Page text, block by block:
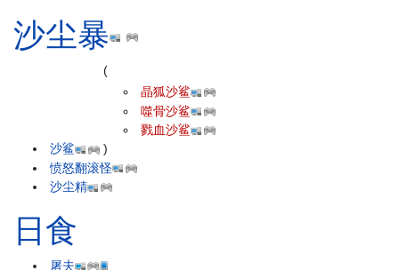
沙尘暴
沙鲨
(
晶狐沙鲨
噬骨沙鲨
戮血沙鲨
)
愤怒翻滚怪
沙尘精
日食
屠夫